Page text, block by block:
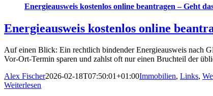
Energieausweis kostenlos online beantragen – Geht
Energieausweis kostenlos online
Auf einen Blick: Ein rechtlich bindender Energieausweis nach
Vor-Ort-Termin sparen und zahlst oft nur einen Bruchteil der
Alex Fischer2026-02-18T07:50:01+01:00Immobilien, Links,
Weiterlesen